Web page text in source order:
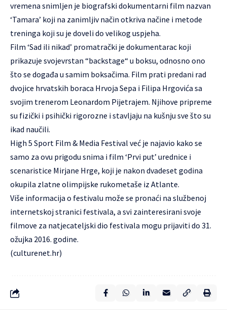
vremena snimljen je biografski dokumentarni film nazvan
‘Tamara’ koji na zanimljiv način otkriva načine i metode
treninga koji su je doveli do velikog uspjeha.
Film ‘Sad ili nikad’ promatrački je dokumentarac koji
prikazuje svojevrstan “backstage“ u boksu, odnosno ono
što se događa u samim boksačima. Film prati predani rad
dvojice hrvatskih boraca Hrvoja Sepa i Filipa Hrgovića sa
svojim trenerom Leonardom Pijetrajem. Njihove pripreme
su fizički i psihički rigorozne i stavljaju na kušnju sve što su
ikad naučili.
High 5 Sport Film & Media Festival već je najavio kako se
samo za ovu prigodu snima i film ‘Prvi put’ urednice i
scenaristice Mirjane Hrge, koji je nakon dvadeset godina
okupila zlatne olimpijske rukometaše iz Atlante.
Više informacija o festivalu može se pronaći na službenoj
internetskoj stranici festivala, a svi zainteresirani svoje
filmove za natjecateljski dio festivala mogu prijaviti do 31.
ožujka 2016. godine.
(culturenet.hr)